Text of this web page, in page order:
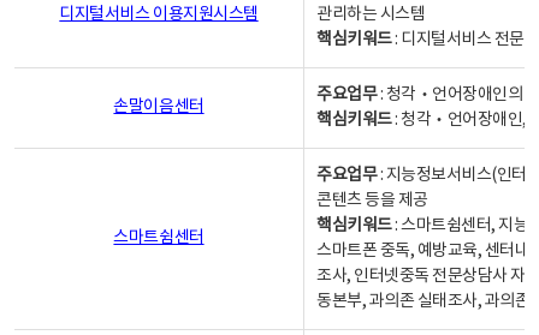
디지털서비스 이용지원시스템
관리하는 시스템
핵심키워드: 디지털서비스 전문
손말이음센터
주요업무: 청각‧언어장애인의
핵심키워드: 청각‧언어장애인,
스마트쉼센터
주요업무: 지능정보서비스(인터
콘텐츠 등을 제공
핵심키워드: 스마트쉼센터, 지능
스마트폰 중독, 예방교육, 센터내
조사, 인터넷중독 전문상담사 자
동본부, 과의존 실태조사, 과의존